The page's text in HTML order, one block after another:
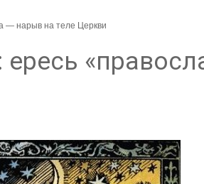
— нарыв на теле Церкви